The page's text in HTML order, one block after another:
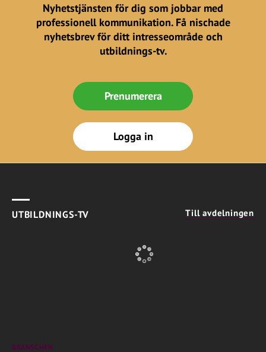
Nyhetstjänsten för dig som jobbar med
professionell kommunikation. Få nischade
nyhetsbrev för ditt intresseområde och
utbildnings-tv.
Prenumerera
Logga in
UTBILDNINGS-TV Till avdelningen
BRANSCHEN